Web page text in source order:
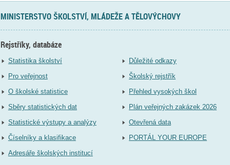
MINISTERSTVO ŠKOLSTVÍ, MLÁDEŽE A TĚLOVÝCHOVY
Rejstříky, databáze
Statistika školství
Pro veřejnost
O školské statistice
Sběry statistických dat
Statistické výstupy a analýzy
Číselníky a klasifikace
Adresáře školských institucí
Důležité odkazy
Školský rejstřík
Přehled vysokých škol
Plán veřejných zakázek 2026
Otevřená data
PORTÁL YOUR EUROPE